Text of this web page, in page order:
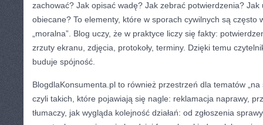
zachować? Jak opisać wadę? Jak zebrać potwierdzenia? Jak
obiecane? To elementy, które w sporach cywilnych są często
„moralna”. Blog uczy, że w praktyce liczy się fakty:
zrzuty ekranu, zdjęcia, protokoły, terminy. Dzięki temu
buduje spójność.
BlogdlaKonsumenta.pl to również przestrzeń dla tematów
czyli takich, które pojawiają się nagle: reklamacja naprawy,
tłumaczy, jak wygląda kolejność działań: od zgłoszenia